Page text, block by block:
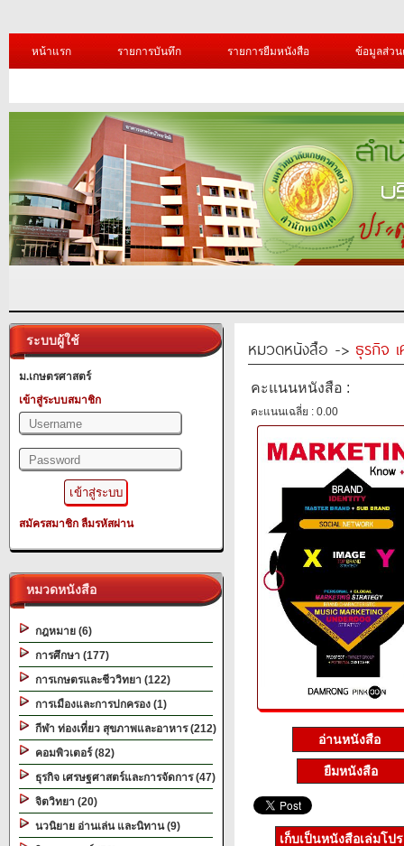
หน้าแรก รายการบันทึก รายการยืมหนังสือ ข้อมูลส่ว
ระบบผู้ใช้
ม.เกษตรศาสตร์
เข้าสู่ระบบสมาชิก
สมัครสมาชิก ลืมรหัสผ่าน
หมวดหนังสือ
กฎหมาย (6)
การศึกษา (177)
การเกษตรและชีววิทยา (122)
การเมืองและการปกครอง (1)
กีฬา ท่องเที่ยว สุขภาพและอาหาร (212)
คอมพิวเตอร์ (82)
ธุรกิจ เศรษฐศาสตร์และการจัดการ (47)
จิตวิทยา (20)
นวนิยาย อ่านเล่น และนิทาน (9)
หมวดหนังสือ -> ธุรกิจ
คะแนนหนังสือ :
คะแนนเฉลี่ย : 0.00
อ่านหนังสือ
ยืมหนังสือ
เก็บเป็นหนังสือเล่มโป